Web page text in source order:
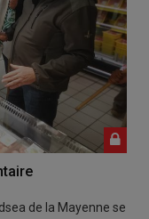
de la Mayenne se